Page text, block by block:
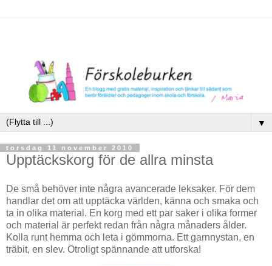
▼
torsdag 11 november 2010
Upptäckskorg för de allra minsta
De små behöver inte några avancerade leksaker. För dem
handlar det om att upptäcka världen, känna och smaka och
ta in olika material. En korg med ett par saker i olika former
och material är perfekt redan från några månaders ålder.
Kolla runt hemma och leta i gömmorna. Ett garnnystan, en
träbit, en slev. Otroligt spännande att utforska!